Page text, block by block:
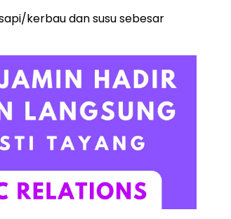
kerbau dan susu sebesar